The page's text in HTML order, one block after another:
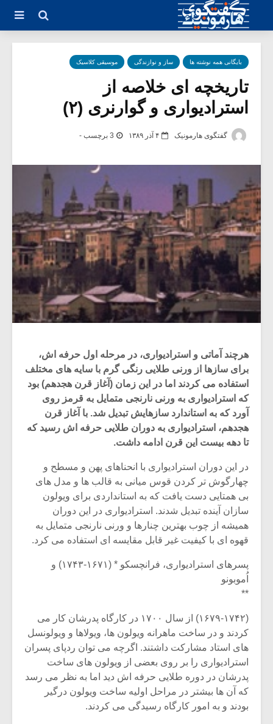
بایگانی همه نوشته ها ساز و نوازندگی موسیقی کلاسیک
تاریخچه ای خلاصه از
استرادیواری و گوارنری (۲)
گفتگوی هارمونیک ۴ آذر ۱۳۸۹ 3 برچسب -
هرچند آماتی و استرادیواری، در مرحله اول حرفه اش،
برای سازها از ورنی طلایی رنگی گرم با سایه های مختلف
استفاده می کردند اما در این زمان (آغاز قرن هجدهم) بود
که استرادیواری به ورنی نارنجی متمایل به قرمز روی
آورد که به استاندارد سازهایش تبدیل شد. با آغاز قرن
هجدهم، استرادیواری به دوران طلایی حرفه اش رسید که
تا دهه بیست این قرن ادامه داشت.
در این دوران استرادیواری با انحناهای پهن و مسطح و
چهارگوش تر کردن قوس میانی به قالب ها و مدل های
بی همتایی دست یافت که به استانداردی برای ویولون
سازان آینده تبدیل شدند. استرادیواری در این دوران
همیشه از چوب بهترین چنارها و ورنی نارنجی متمایل به
قهوه ای با کیفیت غیر قابل مقایسه ای استفاده می کرد.
پسرهای استرادیواری، فرانچسکو * (۱۶۷۱-۱۷۴۳) و
اُموبونو
**
(۱۶۷۹-۱۷۴۲) از سال ۱۷۰۰ در کارگاه پدرشان کار می
کردند و در ساخت ماهرانه ویولون ها، ویولاها و ویولونسل
های استاد مشارکت داشتند. اگرچه می توان ردپای پسران
استرادیواری را بر روی بعضی از ویولون های ساخت
پدرشان در دوره طلایی حرفه اش دید اما به نظر می رسد
که آن ها بیشتر در مراحل اولیه ساخت ویولون درگیر
بودند و به امور کارگاه رسیدگی می کردند.